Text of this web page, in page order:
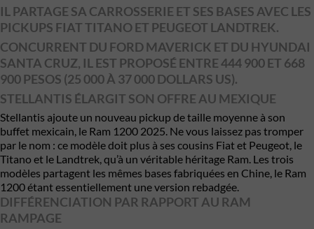
IL PARTAGE SA CARROSSERIE ET SES BASES AVEC LES
PICKUPS FIAT TITANO ET PEUGEOT LANDTREK.
CONCURRENT DU FORD MAVERICK ET DU HYUNDAI
SANTA CRUZ, IL EST PROPOSÉ ENTRE 444 900 ET 668
900 PESOS (25 000 À 37 000 DOLLARS US).
STELLANTIS ÉLARGIT SON OFFRE AU MEXIQUE
Stellantis ajoute un nouveau pickup de taille moyenne à son
buffet mexicain, le Ram 1200 2025. Ne vous laissez pas tromper
par le nom : ce modèle doit plus à ses cousins Fiat et Peugeot, le
Titano et le Landtrek, qu’à un véritable héritage Ram. Les trois
modèles partagent les mêmes bases fabriquées en Chine, le Ram
1200 étant essentiellement une version rebadgée.
DIFFÉRENCIATION PAR RAPPORT AU RAM
RAMPAGE